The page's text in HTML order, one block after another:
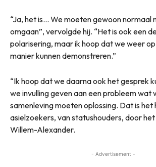
“Ja, het is… We moeten gewoon normaal
omgaan”, vervolgde hij. “Het is ook een
polarisering, maar ik hoop dat we weer
manier kunnen demonstreren.”
“Ik hoop dat we daarna ook het gesprek
we invulling geven aan een probleem wat
samenleving moeten oplossing. Dat is het
asielzoekers, van statushouders, door het
Willem-Alexander.
- Advertisement -